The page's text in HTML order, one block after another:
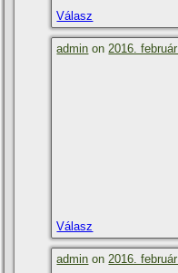
Válasz
admin on 2016.
Válasz
admin on 2016.